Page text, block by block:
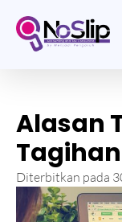
Alasan
Diterbitkan pada